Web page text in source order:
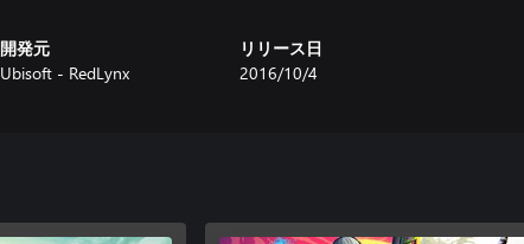
開発元
Ubisoft - RedLynx
リリース日
2016/10/4